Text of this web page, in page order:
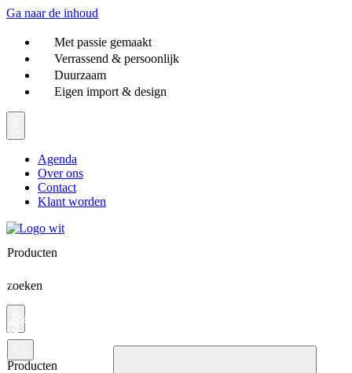
Ga naar de inhoud
Met passie gemaakt
Verrassend & persoonlijk
Duurzaam
Eigen import & design
Agenda
Over ons
Contact
Klant worden
Producten
zoeken
Producten